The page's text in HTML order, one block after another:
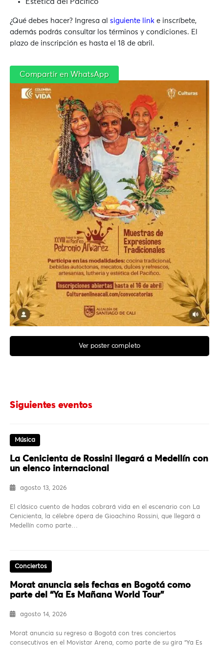
Ver poster completo
¿Qué debes hacer? Ingresa al siguiente link e inscríbete,
además podrás consultar los términos y condiciones. El
plazo de inscripción es hasta el 18 de abril.
Compartir en WhatsApp
Siguientes eventos
Música
La Cenicienta de Rossini llegará a Medellín con
un elenco internacional
agosto 13, 2026
El clásico cuento de hadas cobrará vida en el escenario con La
Cenicienta, la célebre ópera de Gioachino Rossini, que llegará a
Medellín como parte…
Conciertos
Morat anuncia seis fechas en Bogotá como
parte del “Ya Es Mañana World Tour”
agosto 14, 2026
Morat anuncia su regreso a Bogotá con tres conciertos
consecutivos en el Movistar Arena, como parte de su gira “Ya Es